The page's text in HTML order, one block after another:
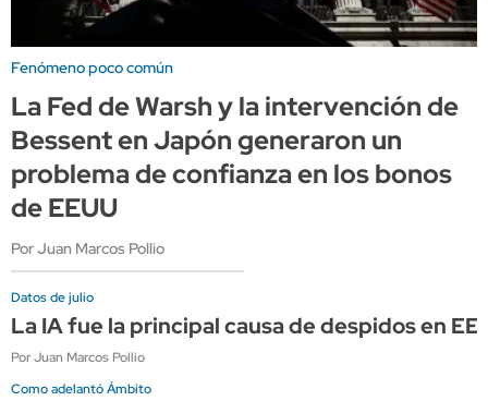
Fenómeno poco común
La Fed de Warsh y la intervención de
Bessent en Japón generaron un
problema de confianza en los bonos
de EEUU
Por Juan Marcos Pollio
Datos de julio
La IA fue la principal causa de despidos en
Por Juan Marcos Pollio
Como adelantó Ámbito